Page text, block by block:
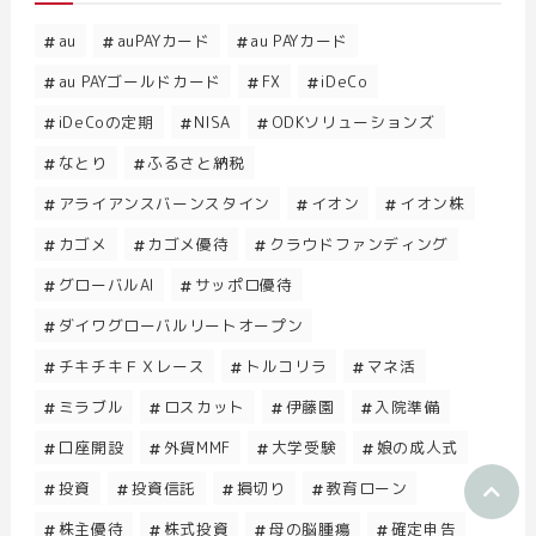
au auPAYカード
au PAYカード
au PAYゴールドカード
FX
iDeCo
iDeCoの定期
NISA
ODKソリューションズ
なとり
ふるさと納税
アライアンスバーンスタイン
イオン
イオン株
カゴメ
カゴメ優待
クラウドファンディング
グローバルAI
サッポロ優待
ダイワグローバルリートオープン
チキチキＦＸレース
トルコリラ
マネ活
ミラブル
ロスカット 伊藤園
入院準備
口座開設
外貨MMF 大学受験
娘の成人式
投資
投資信託 損切り
教育ローン
株主優待
株式投資 母の脳腫瘍 確定申告